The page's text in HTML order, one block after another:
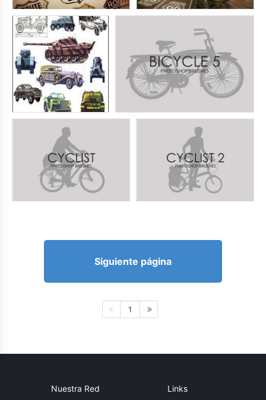
Siguiente página
1
Nuestra Red Links